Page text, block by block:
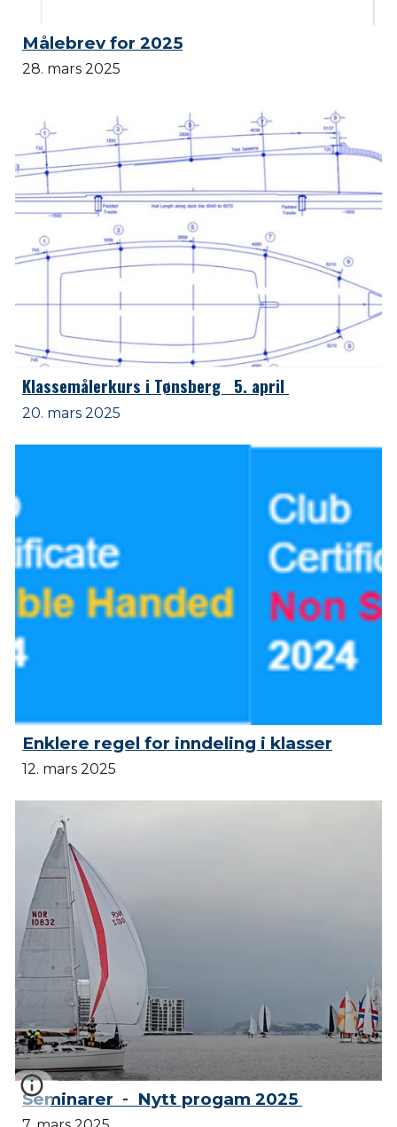
Målebrev for 2025
28. mars 2025
Klassemålerkurs i Tønsberg 5. april
20. mars 2025
Enklere regel for inndeling i klasser
12. mars 2025
Seminarer - Nytt progam 2025